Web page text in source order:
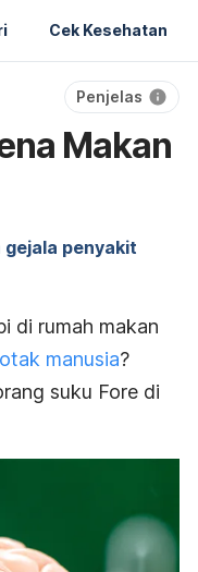
Cek Kesehatan
Penjelas
Makan
gejala penyakit
di rumah makan
otak manusia?
suku Fore di